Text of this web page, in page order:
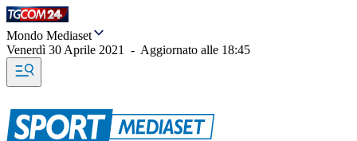
Mondo Mediaset
Venerdì 30 Aprile 2021
- Aggiornato alle 18:45